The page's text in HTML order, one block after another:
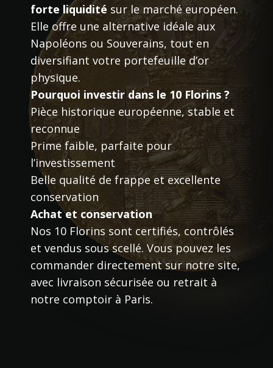
forte liquidité sur le marché européen.
Elle offre une alternative idéale aux
Napoléons ou Souverains, tout en
diversifiant votre portefeuille d’or
physique.
Pourquoi investir dans le 10 Florins ?
Pièce historique européenne, stable et
reconnue
Prime faible, parfaite pour
l’investissement
Belle qualité de frappe et excellente
conservation
Achat et conservation
Nos 10 Florins sont certifiés, contrôlés
et vendus sous scellé. Vous pouvez les
commander directement sur notre site,
avec livraison sécurisée ou retrait à
notre comptoir à Paris.